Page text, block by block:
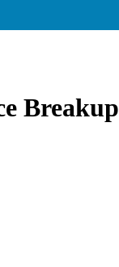
Breakup